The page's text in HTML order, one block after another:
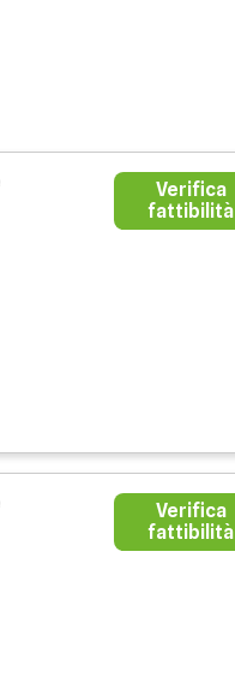
Verifica
fattibilità
Verifica
fattibilità